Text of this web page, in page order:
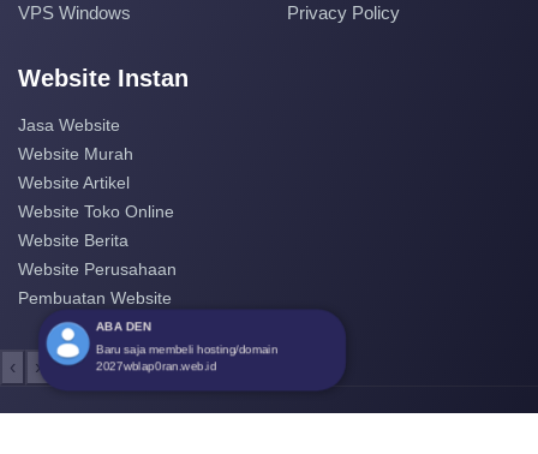
VPS Windows
Privacy Policy
Website Instan
Jasa Website
Website Murah
Website Artikel
Website Toko Online
Website Berita
Website Perusahaan
Pembuatan Website
‹ ›